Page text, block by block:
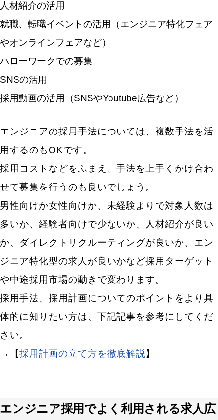
人材紹介の活用
就職、転職イベントの活用（エンジニア特化フェア
やオンラインフェアなど）
ハローワークでの募集
SNSの活用
採用動画の活用（SNSやYoutube広告など）
エンジニアの採用手法については、複数手法を活
用するのもOKです。
採用コストなどをふまえ、手法を上手くかけ合わ
せて募集を行うのも良いでしょう。
男性向けか女性向けか、未経験よりで対象人数は
多いか、経験者向けで少ないか、人材紹介が良い
か、ダイレクトリクルーティングが良いか、エン
ジニア特化型の求人が良いかなど採用ターゲット
や中途採用市場の動きで変わります。
採用手法、採用計画についてのポイントをより具
体的に知りたい方は、下記記事を参考にしてくだ
さい。
→【採用計画の立て方を徹底解説 】
エンジニア採用でよく利用される求人広